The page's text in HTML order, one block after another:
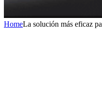
HomeLa solución más eficaz